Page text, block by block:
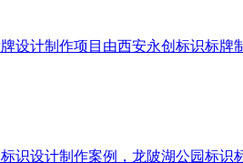
设计制作项目由西安永创标识标牌
识设计制作案例，龙陂湖公园标识